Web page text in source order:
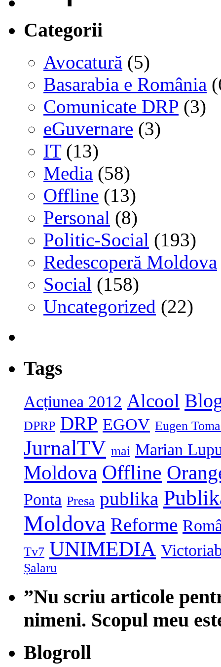
Categorii
Avocatură (5)
Basarabia e România
Comunicate DRP (3)
eGuvernare (3)
IT(13)
Media (58)
Offline (13)
Personal (8)
Politic-Social (193)
Redescoperă Moldova
Social (158)
Uncategorized (22)
Tags
Acțiunea 2012 Alcool
DPRP DRP EGOV Eugen
JurnalTV mai Marian
Moldova Offline
Ponta Presa publika
Moldova Reforme
Tv7 UNIMEDIA
Șalaru
”Nu scriu articole
nimeni. Scopul meu
Blogroll